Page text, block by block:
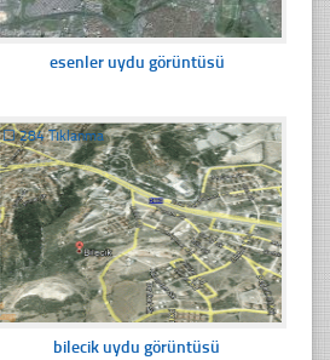
esenler uydu görüntüsü
☐284 Tıklanma
bilecik uydu görüntüsü